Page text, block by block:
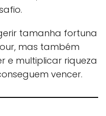
tamanha fortuna
mas também
e multiplicar riqueza
vencer.